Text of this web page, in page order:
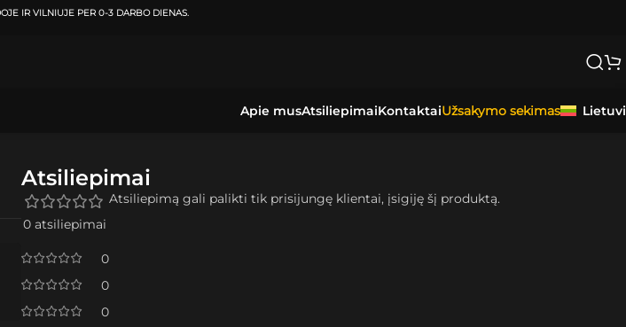
IR VILNIUJEPER 0-3 DARBO DIENAS.
Apie musAtsiliepimaiKontaktaiUžsakymo sekimas
Atsiliepimai
0 atsiliepimai
0
0
0
Atsiliepimą gali palikti tik prisijungę klientai, įsigiję šį produktą.